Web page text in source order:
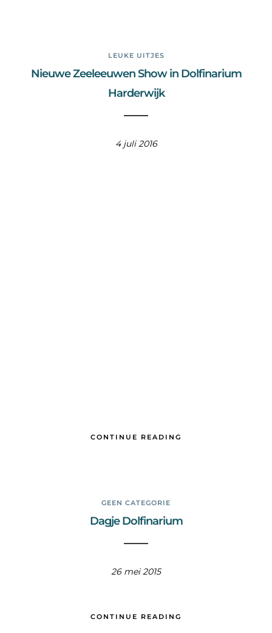
LEUKE UITJES
Nieuwe Zeeleeuwen Show in Dolfinarium
Harderwijk
4 juli 2016
CONTINUE READING
GEEN CATEGORIE
Dagje Dolfinarium
26 mei 2015
CONTINUE READING